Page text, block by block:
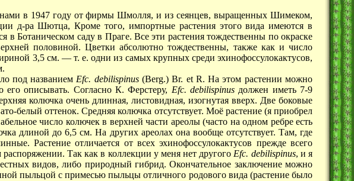
в 1947 году от фирмы Шмолля, и из сеянцев, выращенных Шимеком,
д-ра Шютца, Кроме того, импортные растения этого вида имеются в
Ботаническом саду в Праге. Все эти растения тождественны по окраске
половиной. Цветки абсолютно тождественны, также как и число
3,5 см. — т. е. одни из самых крупных среди эхинофоссулокактусов,
под названиемЕfc. debilispinus(Berg.)Br. et R. На этом растении можно
его описывать. Согласно К. Ферстеру, Еfc. debilispinus должен иметь 7-9
колючка очень длинная, листовидная, изогнутая вверх. Две боковые
оттенок. Средняя колючка отсутствует. Моë растение (я приобрел
число колючек в верхней части ареолы (часто на одном ребре есть
длиной до 6,5 см. На других ареолах она вообще отсутствует. Там, где
Растение отличается от всех эхинофоссулокактусов прежде всего
Так как в коллекции у меня нет другогоЕfc. debilispinus, и я
видов, либо природный гибрид. Окончательное заключение можно
пыльцой с примесью пыльцы отличного родового вида (растение было